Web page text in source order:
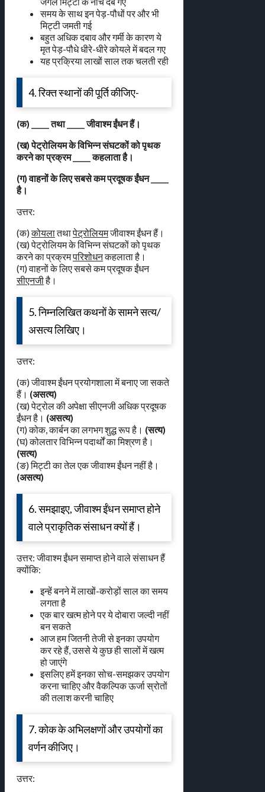
समय के साथ इन पेड़-पौधों पर और भी
मिट्टी जमती गई
बहुत अधिक दबाव और गर्मी के कारण ये
मृत पेड़-पौधे धीरे-धीरे कोयले में बदल गए
यह प्रक्रिया लाखों साल तक चलती रही
4. रिक्त स्थानों की पूर्ति कीजिए-
(क) _____ तथा _____ जीवाश्म ईंधन हैं।
(ख) पेट्रोलियम के विभिन्न संघटकों को पृथक
करने का प्रक्रम _____ कहलाता है।
(ग) वाहनों के लिए सबसे कम प्रदूषक ईंधन _____
है।
उत्तर:
(क)कोयलातथापेट्रोलियमजीवाश्म ईंधन हैं।
(ख) पेट्रोलियम के विभिन्न संघटकों को पृथक
करने का प्रक्रमपरिशोधनकहलाता है।
(ग) वाहनों के लिए सबसे कम प्रदूषक ईंधन
सीएनजीहै।
5. निम्नलिखित कथनों के सामने सत्य/
असत्य लिखिए।
उत्तर:
(क) जीवाश्म ईंधन प्रयोगशाला में बनाए जा सकते
हैं। (असत्य)
(ख) पेट्रोल की अपेक्षा सीएनजी अधिक प्रदूषक
ईंधन है। (असत्य)
(ग) कोक, कार्बन का लगभग शुद्ध रूप है। (सत्य)
(घ) कोलतार विभिन्न पदार्थों का मिश्रण है।
(सत्य)
(ङ) मिट्टी का तेल एक जीवाश्म ईंधन नहीं है।
(असत्य)
6. समझाइए, जीवाश्म ईंधन समाप्त होने
वाले प्राकृतिक संसाधन क्यों हैं।
उत्तर: जीवाश्म ईंधन समाप्त होने वाले संसाधन हैं
क्योंकि:
इन्हें बनने में लाखों-करोड़ों साल का समय
लगता है
एक बार खत्म होने पर ये दोबारा जल्दी नहीं
बन सकते
आज हम जितनी तेजी से इनका उपयोग
कर रहे हैं, उससे ये कुछ ही सालों में खत्म
हो जाएंगे
इसलिए हमें इनका सोच-समझकर उपयोग
करना चाहिए और वैकल्पिक ऊर्जा स्रोतों
की तलाश करनी चाहिए
7. कोक के अभिलक्षणों और उपयोगों का
वर्णन कीजिए।
उत्तर: